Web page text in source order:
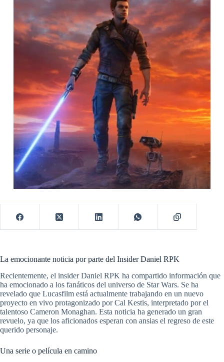
La emocionante noticia por parte del Insider Daniel RPK
Recientemente, el insider Daniel RPK ha compartido información que
ha emocionado a los fanáticos del universo de Star Wars. Se ha
revelado que Lucasfilm está actualmente trabajando en un nuevo
proyecto en vivo protagonizado por Cal Kestis, interpretado por el
talentoso Cameron Monaghan. Esta noticia ha generado un gran
revuelo, ya que los aficionados esperan con ansias el regreso de este
querido personaje.
Una serie o película en camino